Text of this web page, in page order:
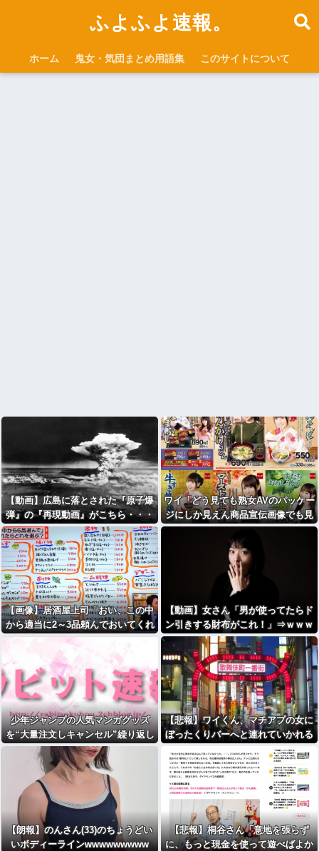
ふよふよ速報。
ホーム 鬼女・気団まとめ用語集 このサイトについて
【動画】広島に落とされた『原子爆
弾』の『再現動画』がこちら・・・
ワイ「どう見ても熟女AVのパッケー
ジにしか見えん商品宣伝画像でも見
るか...」
【画像】居酒屋上司「おい、この中
から適当に2～3品頼んでおいてくれ
や」
【動画】女さん「男が使ってたらド
ン引きする財布がこれ！」⇒ｗｗｗ
ｗｗ
少年ジャンプの人気マンガグッズ
を“大量注文しキャンセル”繰り返し
たか 女逮捕 総額43億円以上
【悲報】ワイくん、マチアプの女に
ぼったくりバーへと連れていかれる
【朗報】のんさん(33)のちょうどい
いボディーラインwwwwwwwww
【悲報】桐谷さん「意地を張らず
に、もっと現金を使って遊べばよか